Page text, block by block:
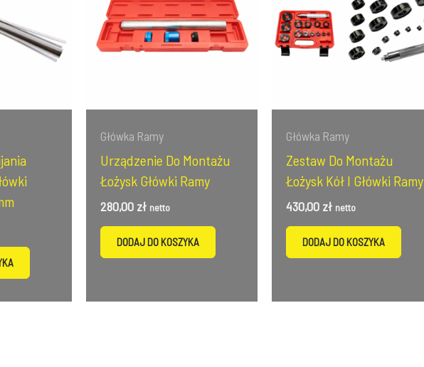
Główka Ramy
Urządzenie Do Montażu
Łożysk Główki Ramy
280,00 zł netto
DODAJ DO KOSZYKA
Główka Ramy
Zestaw Do Montażu
Łożysk Kół I Główki Ramy
430,00 zł netto
DODAJ DO KOSZYKA